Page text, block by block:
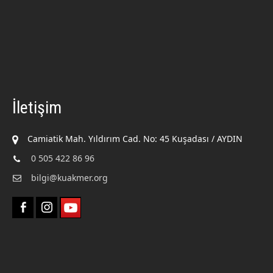
İletişim
Camiatik Mah. Yıldırım Cad. No: 45 Kuşadası / AYDIN
0 505 422 86 96
bilgi@kuakmer.org